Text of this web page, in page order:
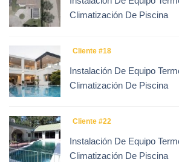
Climatización De Piscina
Cliente #18
Instalación De Equipo
Climatización De Piscina
Cliente #22
Instalación De Equipo
Climatización De Piscina